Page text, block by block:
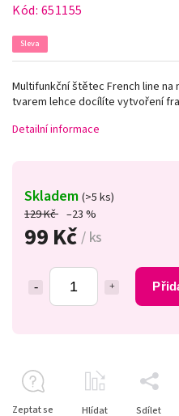
Kód: 651155
Sleva
129 Kč –23 %
99 Kč/ ks
Skladem (>5 ks)
Multifunkční štětec French line na
tvarem lehce docílíte vytvoření
Detailní informace
Zeptat se Hlídat Sdílet